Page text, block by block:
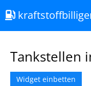
Tankstellen
Widget einbetten